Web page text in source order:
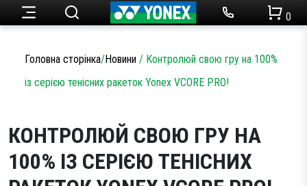
Теніс
Початок сезону
Ракетки для тенісу
Кросівки для тенісу
Початок сезону
Набори для бадмінтону
Ракетки для бадмінтону
Одяг
Чоловічий одяг
Дитячий одяг
Огляди товарів
Акції
0
Головна сторінка/Новини / Контролюй свою гру на 100%
із серією тенісних ракеток Yonex VCORE PRO!
КОНТРОЛЮЙ СВОЮ ГРУ НА
100% ІЗ СЕРІЄЮ ТЕНІСНИХ